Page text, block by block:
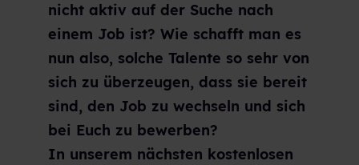
nicht aktiv auf der Suche nach
einem Job ist? Wie schafft man es
nun also, solche Talente so sehr von
sich zu überzeugen, dass sie bereit
sind, den Job zu wechseln und sich
bei Euch zu bewerben?
In unserem nächsten kostenlosen